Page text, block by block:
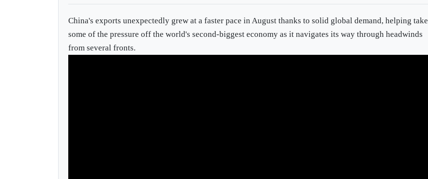
China's exports unexpectedly grew at a faster pace in August thanks to solid global demand, helping take
some of the pressure off the world's second-biggest economy as it navigates its way through headwinds
from several fronts.